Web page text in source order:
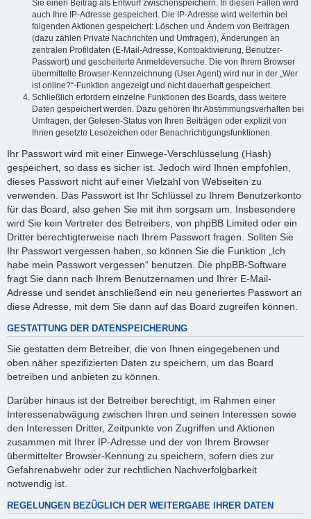
Sie einen Beitrag als Entwurf zwischenspeichern. In diesen Fällen wird
auch Ihre IP-Adresse gespeichert. Die IP-Adresse wird weiterhin bei
folgenden Aktionen gespeichert: Löschen und Ändern von Beiträgen
(dazu zählen Private Nachrichten und Umfragen), Änderungen an
zentralen Profildaten (E-Mail-Adresse, Kontoaktivierung, Benutzer-
Passwort) und gescheiterte Anmeldeversuche. Die von Ihrem Browser
übermittelte Browser-Kennzeichnung (User Agent) wird nur in der „Wer
ist online?“-Funktion angezeigt und nicht dauerhaft gespeichert.
Schließlich erfordern einzelne Funktionen des Boards, dass weitere
Daten gespeichert werden. Dazu gehören Ihr Abstimmungsverhalten bei
Umfragen, der Gelesen-Status von Ihren Beiträgen oder explizit von
Ihnen gesetzte Lesezeichen oder Benachrichtigungsfunktionen.
Ihr Passwort wird mit einer Einwege-Verschlüsselung (Hash)
gespeichert, so dass es sicher ist. Jedoch wird Ihnen empfohlen,
dieses Passwort nicht auf einer Vielzahl von Webseiten zu
verwenden. Das Passwort ist Ihr Schlüssel zu Ihrem Benutzerkonto
für das Board, also gehen Sie mit ihm sorgsam um. Insbesondere
wird Sie kein Vertreter des Betreibers, von phpBB Limited oder ein
Dritter berechtigterweise nach Ihrem Passwort fragen. Sollten Sie
Ihr Passwort vergessen haben, so können Sie die Funktion „Ich
habe mein Passwort vergessen“ benutzen. Die phpBB-Software
fragt Sie dann nach Ihrem Benutzernamen und Ihrer E-Mail-
Adresse und sendet anschließend ein neu generiertes Passwort an
diese Adresse, mit dem Sie dann auf das Board zugreifen können.
GESTATTUNG DER DATENSPEICHERUNG
Sie gestatten dem Betreiber, die von Ihnen eingegebenen und
oben näher spezifizierten Daten zu speichern, um das Board
betreiben und anbieten zu können.
Darüber hinaus ist der Betreiber berechtigt, im Rahmen einer
Interessenabwägung zwischen Ihren und seinen Interessen sowie
den Interessen Dritter, Zeitpunkte von Zugriffen und Aktionen
zusammen mit Ihrer IP-Adresse und der von Ihrem Browser
übermittelter Browser-Kennung zu speichern, sofern dies zur
Gefahrenabwehr oder zur rechtlichen Nachverfolgbarkeit
notwendig ist.
REGELUNGEN BEZÜGLICH DER WEITERGABE IHRER DATEN